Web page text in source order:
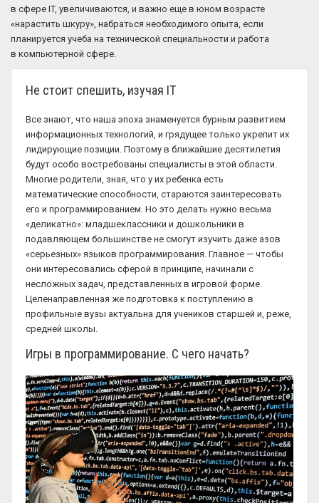
в сфере IT, увеличиваются, и важно еще в юном возрасте
«нарастить шкуру», набраться необходимого опыта, если
планируется учеба на технической специальности и работа
в компьютерной сфере.
Не стоит спешить, изучая IT
Все знают, что наша эпоха знаменуется бурным развитием
информационных технологий, и грядущее только укрепит их
лидирующие позиции. Поэтому в ближайшие десятилетия
будут особо востребованы специалисты в этой области.
Многие родители, зная, что у их ребенка есть
математические способности, стараются заинтересовать
его и программированием. Но это делать нужно весьма
«деликатно»: младшеклассники и дошкольники в
подавляющем большинстве не смогут изучить даже азов
«серьезных» языков программирования. Главное — чтобы
они интересовались сферой в принципе, начинали с
несложных задач, представленных в игровой форме.
Целенаправленная же подготовка к поступлению в
профильные вузы актуальна для учеников старшей и, реже,
средней школы.
Игры в программирование. С чего начать?